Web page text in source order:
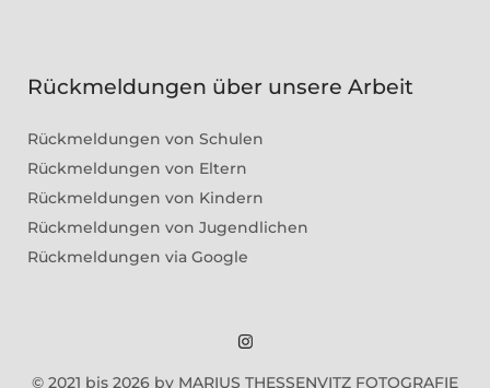
Rückmeldungen über unsere Arbeit
Rückmeldungen von Schulen
Rückmeldungen von Eltern
Rückmeldungen von Kindern
Rückmeldungen von Jugendlichen
Rückmeldungen via Google
Marius
© 2021 bis 2026 by MARIUS THESSENVITZ FOTOGRAFIE